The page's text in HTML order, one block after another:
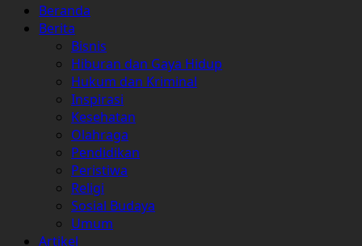
Primary
Menu
Beranda
Berita
Bisnis
Hiburan dan Gaya Hidup
Hukum dan Kriminal
Inspirasi
Kesehatan
Olahraga
Pendidikan
Peristiwa
Religi
Sosial Budaya
Umum
Artikel